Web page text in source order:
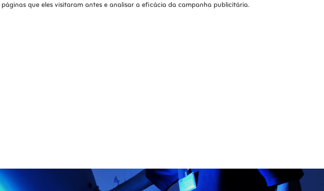
que eles visitaram antes e analisar a eficácia da campanha publicitária.